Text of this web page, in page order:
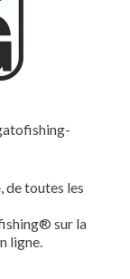
, de toutes les
sur la
ligne.